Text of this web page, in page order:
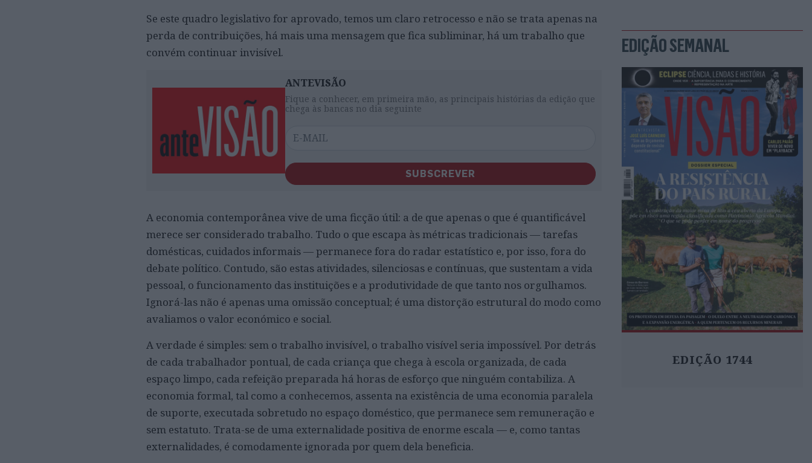
Se este quadro legislativo for aprovado, temos um claro retrocesso e não se trata apenas na
perda de contribuições, há mais uma mensagem que fica subliminar, há um trabalho que
convém continuar invisível.
ANTEVISÃO
Fique a conhecer, em primeira mão, as principais histórias da edição que
chega às bancas no dia seguinte
SUBSCREVER
A economia contemporânea vive de uma ficção útil: a de que apenas o que é quantificável
merece ser considerado trabalho. Tudo o que escapa às métricas tradicionais — tarefas
domésticas, cuidados informais — permanece fora do radar estatístico e, por isso, fora do
debate político. Contudo, são estas atividades, silenciosas e contínuas, que sustentam a vida
pessoal, o funcionamento das instituições e a produtividade de que tanto nos orgulhamos.
Ignorá-las não é apenas uma omissão conceptual; é uma distorção estrutural do modo como
avaliamos o valor económico e social.
A verdade é simples: sem o trabalho invisível, o trabalho visível seria impossível. Por detrás
de cada trabalhador pontual, de cada criança que chega à escola organizada, de cada
espaço limpo, cada refeição preparada há horas de esforço que ninguém contabiliza. A
economia formal, tal como a conhecemos, assenta na existência de uma economia paralela
de suporte, executada sobretudo no espaço doméstico, que permanece sem remuneração e
sem estatuto. Trata-se de uma externalidade positiva de enorme escala — e, como tantas
externalidades, é comodamente ignorada por quem dela beneficia.
EDIÇÃO SEMANAL
EDIÇÃO 1744